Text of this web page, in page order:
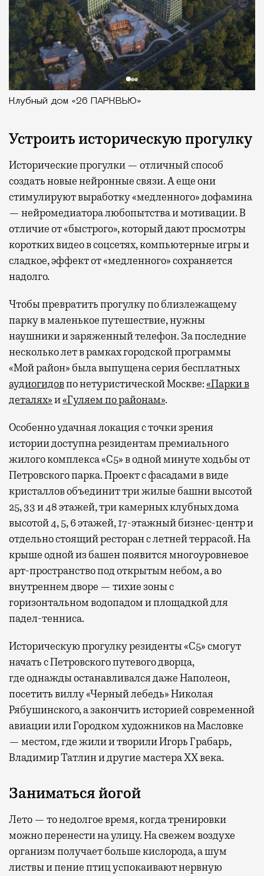
Клубный дом «26 ПАРКВЬЮ»
Устроить историческую прогулку
Исторические прогулки — отличный способ
создать новые нейронные связи. А еще они
стимулируют выработку «медленного» дофамина
— нейромедиатора любопытства и мотивации. В
отличие от «быстрого», который дают просмотры
коротких видео в соцсетях, компьютерные игры и
сладкое, эффект от «медленного» сохраняется
надолго.
Чтобы превратить прогулку по близлежащему
парку в маленькое путешествие, нужны
наушники и заряженный телефон. За последние
несколько лет в рамках городской программы
«Мой район» была выпущена серия бесплатных
аудиогидовпо нетуристической Москве:«Парки в
деталях»и«Гуляем по районам».
Особенно удачная локация с точки зрения
истории доступна резидентам премиального
жилого комплекса «С5»в одной минуте ходьбы от
Петровского парка. Проект с фасадами в виде
кристаллов объединит три жилые башни высотой
25, 33 и 48 этажей, три камерных клубных дома
высотой 4, 5, 6 этажей, 17-этажный бизнес-центр и
отдельно стоящий ресторан с летней террасой. На
крыше одной из башен появится многоуровневое
арт-пространство под открытым небом, а во
внутреннем дворе — тихие зоны с
горизонтальном водопадом и площадкой для
падел-тенниса.
Историческую прогулку резиденты «С5» смогут
начать с Петровского путевого дворца,
гдеоднажды останавливался даже Наполеон,
посетить виллу «Черный лебедь» Николая
Рябушинского, а закончить историей современной
авиации или Городком художников на Масловке
— местом, где жили и творили Игорь Грабарь,
Владимир Татлин и другие мастера XX века.
Заниматься йогой
Лето — то недолгое время, когда тренировки
можно перенести на улицу. На свежем воздухе
организм получает больше кислорода, а шум
листвы и пение птиц успокаивают нервную